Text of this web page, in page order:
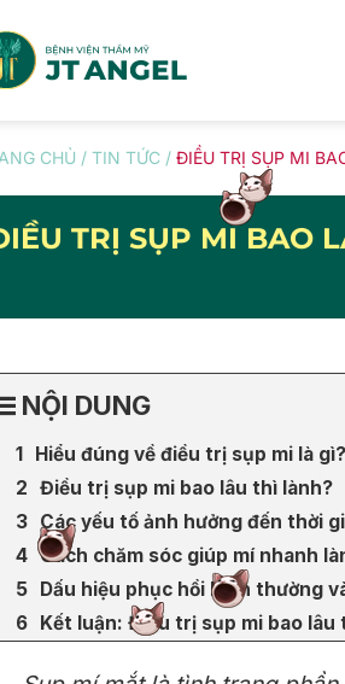
CHỦ / TIN TỨC / ĐIỀU TRỊ SỤP MI
TRỊ SỤP MI BAO
NỘI DUNG
Hiểu đúng về điều trị sụp mi là
Điều trị sụp mi bao lâu thì lành?
Các yếu tố ảnh hưởng đến thời
Cách chăm sóc giúp mí nhanh
Dấu hiệu phục hồi bình thường
Kết luận: Điều trị sụp mi bao